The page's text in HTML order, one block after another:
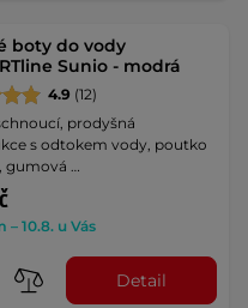
boty do vody
Sunio - modrá
4.9 (12)
prodyšná
s odtokem vody, poutko
gumová …
– 10.8. u Vás
Detail